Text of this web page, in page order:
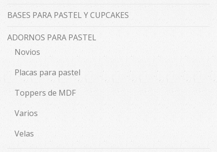
BASES PARA PASTEL Y CUPCAKES
ADORNOS PARA PASTEL
Novios
Placas para pastel
Toppers de MDF
Varios
Velas